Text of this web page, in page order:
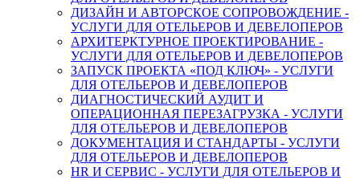
ДИЗАЙН И АВТОРСКОЕ СОПРОВОЖДЕНИЕ -
УСЛУГИ ДЛЯ ОТЕЛЬЕРОВ И ДЕВЕЛОПЕРОВ
АРХИТЕРКТУРНОЕ ПРОЕКТИРОВАНИЕ -
УСЛУГИ ДЛЯ ОТЕЛЬЕРОВ И ДЕВЕЛОПЕРОВ
ЗАПУСК ПРОЕКТА «ПОД КЛЮЧ» - УСЛУГИ
ДЛЯ ОТЕЛЬЕРОВ И ДЕВЕЛОПЕРОВ
ДИАГНОСТИЧЕСКИЙ АУДИТ И
ОПЕРАЦИОННАЯ ПЕРЕЗАГРУЗКА - УСЛУГИ
ДЛЯ ОТЕЛЬЕРОВ И ДЕВЕЛОПЕРОВ
ДОКУМЕНТАЦИЯ И СТАНДАРТЫ - УСЛУГИ
ДЛЯ ОТЕЛЬЕРОВ И ДЕВЕЛОПЕРОВ
HR И СЕРВИС - УСЛУГИ ДЛЯ ОТЕЛЬЕРОВ И